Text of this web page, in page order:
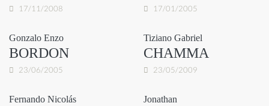
17/11/2008 17/01/2005
Gonzalo Enzo
BORDON
23/06/2005
Tiziano Gabriel
CHAMMA
23/05/2009
Fernando Nicolás Jonathan